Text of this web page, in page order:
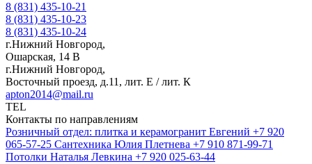
8 (831) 435-10-21
8 (831) 435-10-23
8 (831) 435-10-24
г.Нижний Новгород,
Ошарская, 14 В
г.Нижний Новгород,
Восточный проезд, д.11, лит. Е / лит. К
apton2014@mail.ru
TEL
Контакты по направлениям
Розничный отдел: плитка и керамогранит Евгений +7 920
065-57-25 Сантехника Юлия Плетнева +7 910 871-99-71
Потолки Наталья Левкина +7 920 025-63-44